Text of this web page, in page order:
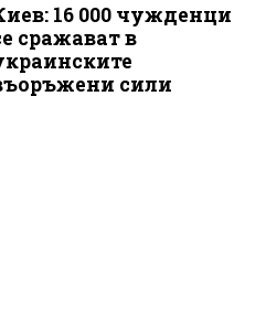
16 000 чужденци
сражават в
сили